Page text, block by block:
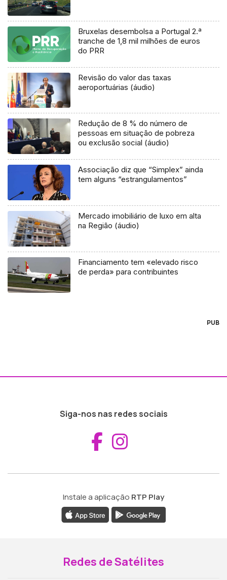
Bruxelas desembolsa a Portugal 2.ª
tranche de 1,8 mil milhões de euros
do PRR
Revisão do valor das taxas
aeroportuárias (áudio)
Redução de 8 % do número de
pessoas em situação de pobreza
ou exclusão social (áudio)
Associação diz que “Simplex” ainda
tem alguns “estrangulamentos”
Mercado imobiliário de luxo em alta
na Região (áudio)
Financiamento tem «elevado risco
de perda» para contribuintes
PUB
Siga-nos nas redes sociais
Aceder ao
Instale a aplicação RTP Play
Redes de Satélites